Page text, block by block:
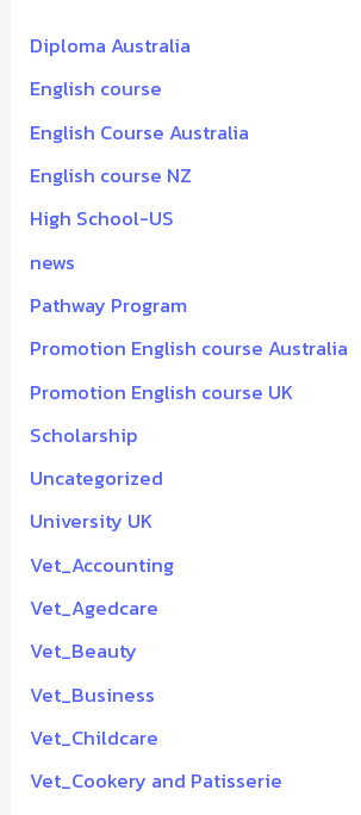
Diploma Australia
English course
English Course Australia
English course NZ
High School-US
news
Pathway Program
Promotion English course Australia
Promotion English course UK
Scholarship
Uncategorized
University UK
Vet_Accounting
Vet_Agedcare
Vet_Beauty
Vet_Business
Vet_Childcare
Vet_Cookery and Patisserie